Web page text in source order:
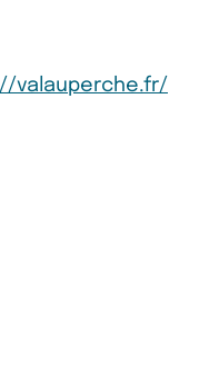
valauperche.fr/